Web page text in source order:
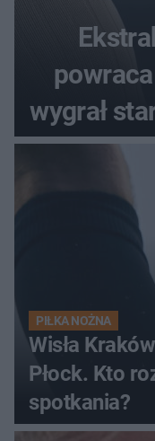
wygrał
PIŁKA NOŻNA
Wisła
Płock. Kto
spotkania?